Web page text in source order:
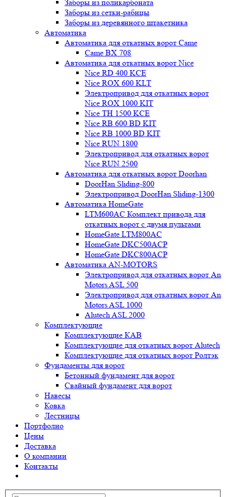
Заборы из поликарбоната
Заборы из сетки-рабицы
Заборы из деревянного штакетника
Автоматика
Автоматика для откатных ворот Came
Came BX 708
Автоматика для откатных ворот Nice
Nice RD 400 KCE
Nice ROX 600 KLT
Электропривод для откатных ворот
Nice ROX 1000 KIT
Nice TH 1500 KCE
Nice RB 600 BD KIT
Nice RB 1000 BD KIT
Nice RUN 1800
Электропривод для откатных ворот
Nice RUN 2500
Автоматика для откатных ворот Doorhan
DoorHan Sliding-800
Электропривод DoorHan Sliding-1300
Автоматика HomeGate
LTM600AC Комплект привода для
откатных ворот с двумя пультами
HomeGate LTM800AC
HomeGate DKC500ACP
HomeGate DKC800ACP
Автоматика AN-MOTORS
Электропривод для откатных ворот An
Motors ASL 500
Электропривод для откатных ворот An
Motors ASL 1000
Alutech ASL 2000
Комплектующие
Комплектующие КАВ
Комплектующие для откатных ворот Alutech
Комплектующие для откатных ворот Ролтэк
Фундаменты для ворот
Бетонный фундамент для ворот
Свайный фундамент для ворот
Навесы
Ковка
Лестницы
Портфолио
Цены
Доставка
О компании
Контакты